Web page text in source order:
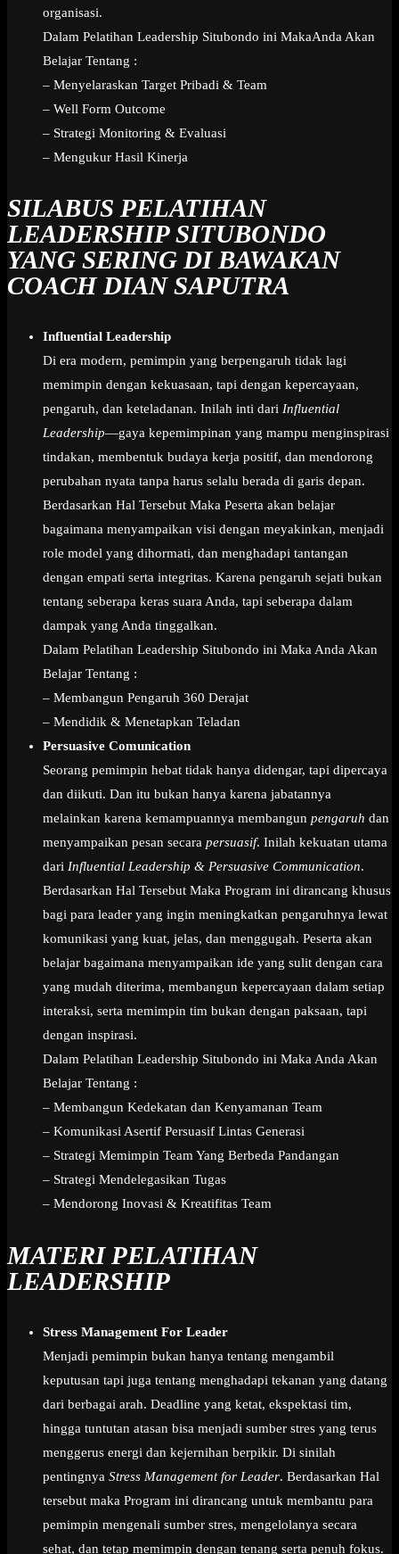
organisasi.
Dalam Pelatihan Leadership Situbondo ini MakaAnda Akan
Belajar Tentang :
– Menyelaraskan Target Pribadi & Team
– Well Form Outcome
– Strategi Monitoring & Evaluasi
– Mengukur Hasil Kinerja
SILABUS PELATIHAN
LEADERSHIP SITUBONDO
YANG SERING DI BAWAKAN
COACH DIAN SAPUTRA
Influential Leadership
Di era modern, pemimpin yang berpengaruh tidak lagi
memimpin dengan kekuasaan, tapi dengan kepercayaan,
pengaruh, dan keteladanan. Inilah inti dari Influential
Leadership—gaya kepemimpinan yang mampu menginspirasi
tindakan, membentuk budaya kerja positif, dan mendorong
perubahan nyata tanpa harus selalu berada di garis depan.
Berdasarkan Hal Tersebut Maka Peserta akan belajar
bagaimana menyampaikan visi dengan meyakinkan, menjadi
role model yang dihormati, dan menghadapi tantangan
dengan empati serta integritas. Karena pengaruh sejati bukan
tentang seberapa keras suara Anda, tapi seberapa dalam
dampak yang Anda tinggalkan.
Dalam Pelatihan Leadership Situbondo ini Maka Anda Akan
Belajar Tentang :
– Membangun Pengaruh 360 Derajat
– Mendidik & Menetapkan Teladan
Persuasive Comunication
Seorang pemimpin hebat tidak hanya didengar, tapi dipercaya
dan diikuti. Dan itu bukan hanya karena jabatannya
melainkan karena kemampuannya membangun pengaruh dan
menyampaikan pesan secara persuasif. Inilah kekuatan utama
dari Influential Leadership & Persuasive Communication.
Berdasarkan Hal Tersebut Maka Program ini dirancang khusus
bagi para leader yang ingin meningkatkan pengaruhnya lewat
komunikasi yang kuat, jelas, dan menggugah. Peserta akan
belajar bagaimana menyampaikan ide yang sulit dengan cara
yang mudah diterima, membangun kepercayaan dalam setiap
interaksi, serta memimpin tim bukan dengan paksaan, tapi
dengan inspirasi.
Dalam Pelatihan Leadership Situbondo ini Maka Anda Akan
Belajar Tentang :
– Membangun Kedekatan dan Kenyamanan Team
– Komunikasi Asertif Persuasif Lintas Generasi
– Strategi Memimpin Team Yang Berbeda Pandangan
– Strategi Mendelegasikan Tugas
– Mendorong Inovasi & Kreatifitas Team
MATERI PELATIHAN
LEADERSHIP
Stress Management For Leader
Menjadi pemimpin bukan hanya tentang mengambil
keputusan tapi juga tentang menghadapi tekanan yang datang
dari berbagai arah. Deadline yang ketat, ekspektasi tim,
hingga tuntutan atasan bisa menjadi sumber stres yang terus
menggerus energi dan kejernihan berpikir. Di sinilah
pentingnya Stress Management for Leader. Berdasarkan Hal
tersebut maka Program ini dirancang untuk membantu para
pemimpin mengenali sumber stres, mengelolanya secara
sehat, dan tetap memimpin dengan tenang serta penuh fokus.